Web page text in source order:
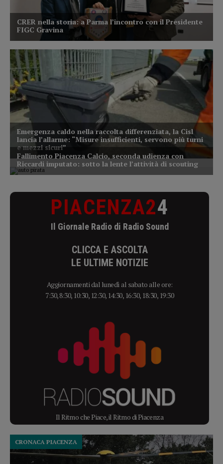
PIACENZA24
Il Giornale Radio di Radio Sound
CLICCA E ASCOLTA
LE ULTIME NOTIZIE
Aggiornamenti dal lunedì al sabato alle ore:
7:30, 8:30, 10:30, 12:30, 14:30, 16:30, 18:30, 19:30
Il Ritmo che Piace, il Ritmo di Piacenza
CRONACA PIACENZA